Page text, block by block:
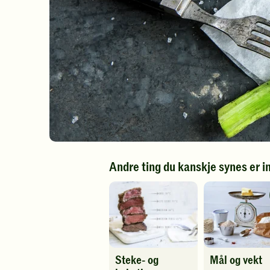
Andre ting du kanskje synes er
Steke- og
Mål og vekt